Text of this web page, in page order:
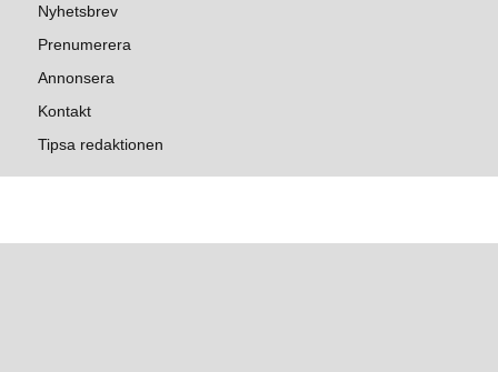
Nyhetsbrev
Prenumerera
Annonsera
Kontakt
Tipsa redaktionen